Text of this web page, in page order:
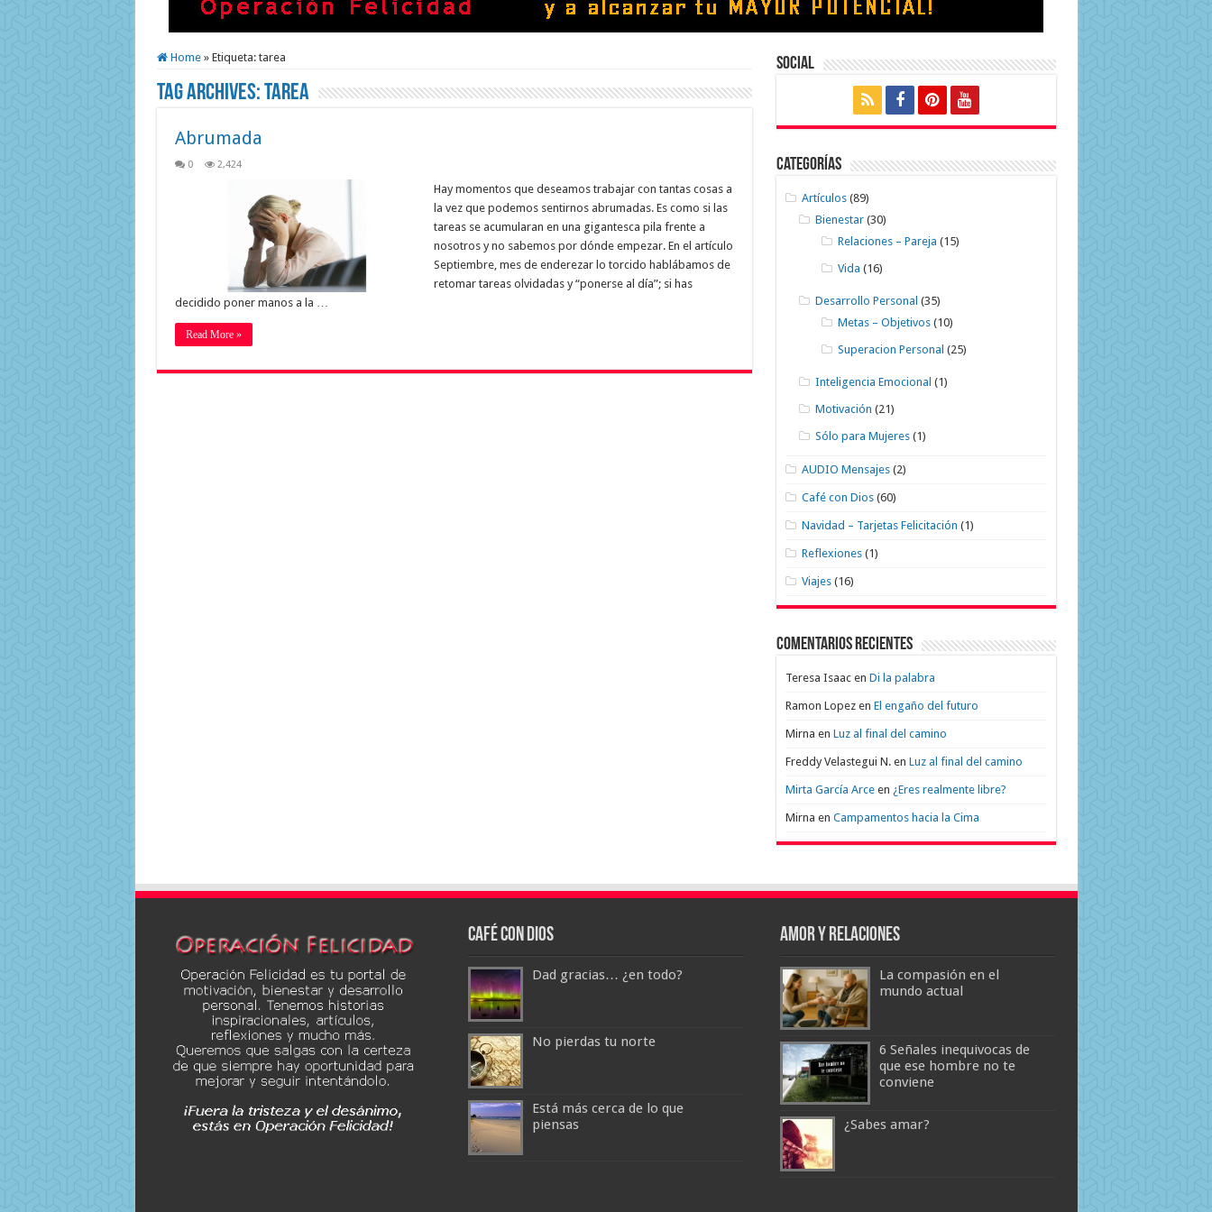
Home » Etiqueta: tarea
Tag Archives:tarea
Abrumada
0 2,424
Hay momentos que deseamos trabajar con tantas cosas a
la vez que podemos sentirnos abrumadas. Es como si las
tareas se acumularan en una gigantesca pila frente a
nosotros y no sabemos por dónde empezar. En el artículo
Septiembre, mes de enderezar lo torcido hablábamos de
retomar tareas olvidadas y “ponerse al día”; si has
decidido poner manos a la …
Read More »
Social
Categorías
Artículos (89)
Bienestar (30)
Relaciones – Pareja (15)
Vida (16)
Desarrollo Personal (35)
Metas – Objetivos (10)
Superacion Personal (25)
Inteligencia Emocional (1)
Motivación (21)
Sólo para Mujeres (1)
AUDIO Mensajes (2)
Café con Dios (60)
Navidad – Tarjetas Felicitación (1)
Reflexiones (1)
Viajes (16)
Comentarios recientes
Teresa Isaacen Di la palabra
Ramon Lopezen El engaño del futuro
Mirna en Luz al final del camino
Freddy Velastegui N.en Luz al final del camino
Mirta García Arceen ¿Eres realmente libre?
Mirna en Campamentos hacia la Cima
Café con Dios
Dad gracias… ¿en todo?
No pierdas tu norte
Está más cerca de lo que
piensas
Amor y Relaciones
La compasión en el
mundo actual
6 Señales inequivocas de
que ese hombre no te
conviene
¿Sabes amar?